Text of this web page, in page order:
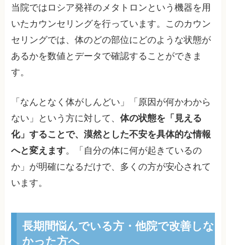
当院ではロシア発祥のメタトロンという機器を用
いたカウンセリングを行っています。このカウン
セリングでは、体のどの部位にどのような状態が
あるかを数値とデータで確認することができま
す。
「なんとなく体がしんどい」「原因が何かわから
ない」という方に対して、体の状態を「見える
化」することで、漠然とした不安を具体的な情報
へと変えます。「自分の体に何が起きているの
か」が明確になるだけで、多くの方が安心されて
います。
長期間悩んでいる方・他院で改善しな
かった方へ